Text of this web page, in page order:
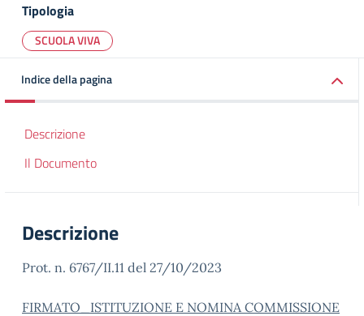
Tipologia
SCUOLA VIVA
Indice della pagina
Descrizione
Il Documento
Descrizione
Prot. n. 6767/II.11 del 27/10/2023
FIRMATO_ISTITUZIONE E NOMINA COMMISSIONE